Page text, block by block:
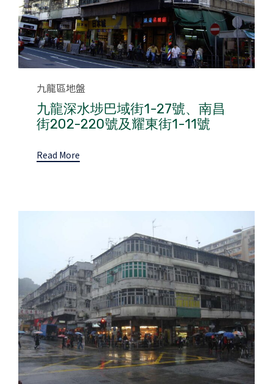
Category
九龍區地盤
九龍深水埗巴域街1-27號、南昌
街202-220號及耀東街1-11號
Read More